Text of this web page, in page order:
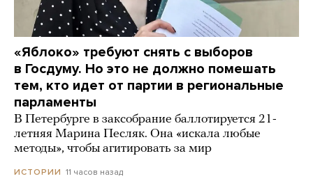
«Яблоко» требуют снять с выборов
в Госдуму. Но это не должно помешать
тем, кто идет от партии в региональные
парламенты
В Петербурге в заксобрание баллотируется 21-
летняя Марина Песляк. Она «искала любые
методы», чтобы агитировать за мир
ИСТОРИИ 11 часов назад